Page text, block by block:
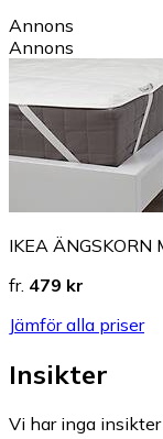
Annons
Annons
IKEA
fr. 479 kr
Jämför alla priser
Insikter
Vi har inga